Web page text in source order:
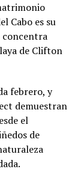
Cabo es su
concentra
de Clifton
febrero, y
demuestran
el
de